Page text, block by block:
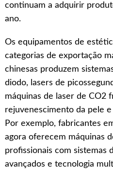
continuam a adquirir
ano.
Os equipamentos de
categorias de exportação
chinesas produzem
diodo, lasers de
máquinas de laser de CO2
rejuvenescimento da pele
Por exemplo, fabricantes
agora oferecem máquinas
profissionais com sistemas
avançados e tecnologia